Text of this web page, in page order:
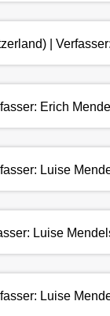
|
Erich
Luise
Luise
Luise